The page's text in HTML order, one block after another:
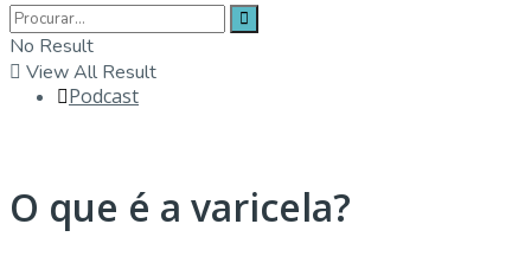
Contactos
Podcast
No Result
View All Result
O que é a varicela?